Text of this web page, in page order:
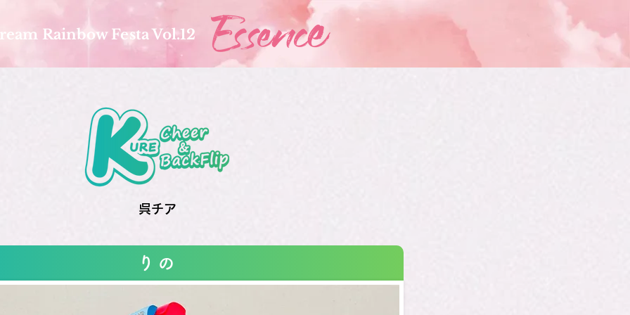
Rainbow Festa Vol.12
呉チア
りの